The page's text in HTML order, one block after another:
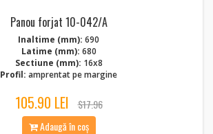
Panou forjat 10-042/A
Inaltime (mm): 690
Latime (mm): 680
Sectiune (mm): 16x8
Profil: amprentat pe margine
105.90 LEI
$17.96
Adaugă în coș